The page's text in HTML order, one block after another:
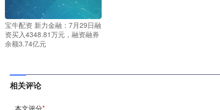
宝牛配资 新力金融：7月29日融
资买入4348.81万元，融资融券
余额3.74亿元
相关评论